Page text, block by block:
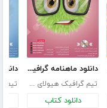
دانلود ماهنامه گرافیگ - هیولای خلاق - شماره 8
تیم گرافیک هیولای خلاق
دانلود کتاب